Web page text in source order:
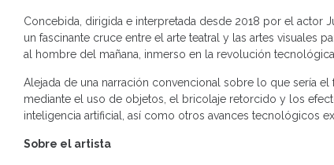
Concebida, dirigida e interpretada desde 2018 por el actor
un fascinante cruce entre el arte teatral y las artes visuales
al hombre del mañana, inmerso en la revolución tecnológica.
Alejada de una narración convencional sobre lo que sería el
mediante el uso de objetos, el bricolaje retorcido y los
inteligencia artificial, así como otros avances tecnológicos
Sobre el artista